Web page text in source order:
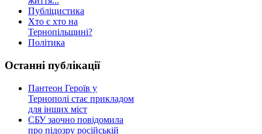
Публіцистика
Хто є хто на
Тернопільщині?
Політика
Останні публікації
Пантеон Героїв у
Тернополі стає прикладом
для інших міст
СБУ заочно повідомила
про підозру російській